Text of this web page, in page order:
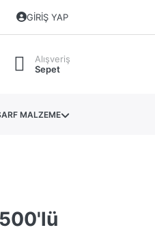
GIRIŞ YAP
Alışveriş
Sepet
MALZEME